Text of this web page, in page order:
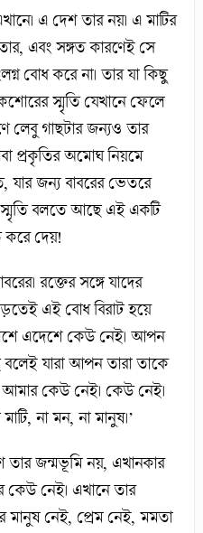
এ দেশ তার নয়। এ মাটির
এবং সঙ্গত কারণেই সে
বোধ করে না। তার যা কিছু
স্মৃতি যেখানে ফেলে
লেবু গাছটার জন্যও তার
প্রকৃতির অমোঘ নিয়মে
জন্য বাবরের ভেতরে
স্মৃতি বলতে আছে এই একটি
করে দেয়!
রক্তের সঙ্গে যাদের
এই বোধ বিরাট হয়ে
এদেশে কেউ নেই। আপন
যারা আপন তারা তাকে
কেউ নেই। কেউ নেই।
না মন, না মানুষ।’
জন্মভূমি নয়, এখানকার
কেউ নেই। এখানে তার
নেই, প্রেম নেই, মমতা